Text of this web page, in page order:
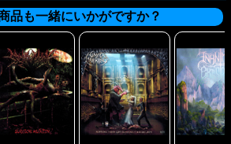
品も一緒にいかがですか？